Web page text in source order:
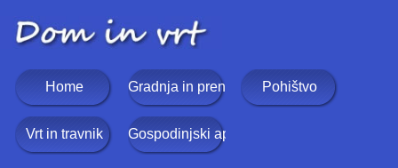
Home Gradnja in prenova Pohištvo
Vrt in travnik Gospodinjski aparati